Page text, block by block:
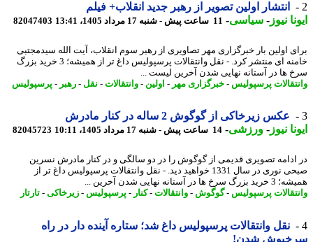
انتشار اولین تصویر از رهبر جدید انقلاب+ فیلم
نیوز-سیاسی-11 ساعت پیش - شنبه 17 مرداد 1405، 13:41 82047403
اولین بار خبرگزاری مهر تصاویری از رهبر سوم انقلاب، آیت الله سیدمجتبی
خامنه ای منتشر کرد. - نقل وانتقالات پرسپولیس داغ تر از همیشه؛ 3 خرید بزرگ
ها در آستانه نهایی شدن آخرین لیست ...
پرسپولیس-خبرگزاری مهر-اولین -وانتقالات-نقل -رهبر -پرسپولیس
عکس زیرخاکی از گوگوش 2 ساله در کنار مادرش
نیوز-ورزشی-14 ساعت پیش - شنبه 17 مرداد 1405، 10:11 82045723
تصویری قدیمی از گوگوش را در دو سالگی و در کنار مادرش نسرین
صبحی نوری در سال 1331 خواهید دید. - نقل وانتقالات پرسپولیس داغ تر از
ها در آستانه نهایی شدن آخرین ...
پرسپولیس-گوگوش-وانتقالات-کنار-پرسپولیس-زیرخاکی-تارتار
نقل وانتقالات پرسپولیس داغ شد؛ ستاره آینده دار در راه
شدن!